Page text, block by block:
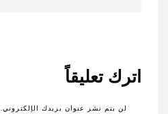
اترك تعليقاً
لن يتم نشر عنوان بريدك الإلكتروني.